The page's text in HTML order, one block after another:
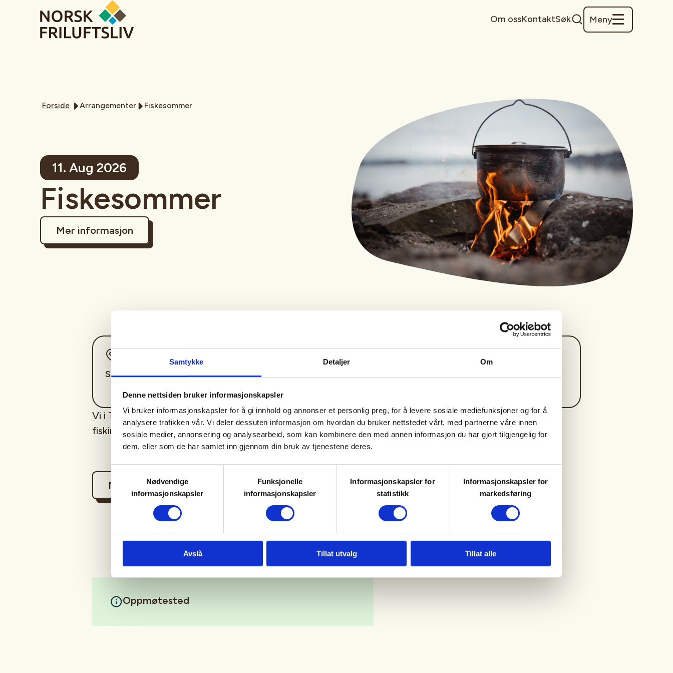
Samtykke Detaljer Om
Denne nettsiden bruker informasjonskapsler
Vi bruker informasjonskapsler for å gi innhold og annonser et personlig preg, for å levere sosiale mediefunksjoner og for å
analysere trafikken vår. Vi deler dessuten informasjon om hvordan du bruker nettstedet vårt, med partnerne våre innen
sosiale medier, annonsering og analysearbeid, som kan kombinere den med annen informasjon du har gjort tilgjengelig for
dem, eller som de har samlet inn gjennom din bruk av tjenestene deres.
Samtykkevalg
Nødvendige
informasjonskapsler
Funksjonelle
informasjonskapsler
Informasjonskapsler for
statistikk
Informasjonskapsler for
markedsføring
Avslå Tillat utvalg Tillat alle
Om ossKontaktSøk Meny
Forside Arrangementer Fiskesommer
11. Aug 2026
Fiskesommer
Mer informasjon
Søndre Land
11. Aug 2026
Vi i Torpa JFF arangerer Fiskesommer som i tidligere år med
fisking og grilling for hele familen.
Mer informasjon
Oppmøtested